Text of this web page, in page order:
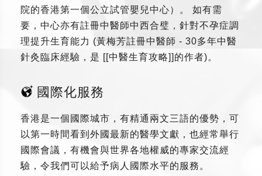
院的香港第一個公立試管嬰兒中心）。 如有需
要，中心亦有註冊中醫師中西合璧，針對不孕症調
理提升生育能力 (黃梅芳註冊中醫師 - 30多年中醫
針灸臨床經驗，是 [[中醫生育攻略]]的作者)。
國際化服務
香港是一個國際城市，有精通兩文三語的優勢，可
以第一時間看到外國最新的醫學文獻，也經常舉行
國際會議，有機會與世界各地權威的專家交流經
驗，令我們可以給予病人國際水平的服務。